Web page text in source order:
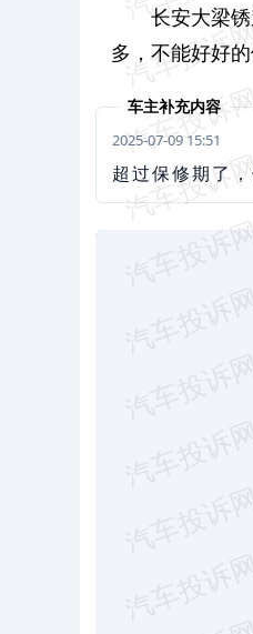
长安大梁
多，不能好好
车主补充内容
2025-07-09 15:51
超过保修期了